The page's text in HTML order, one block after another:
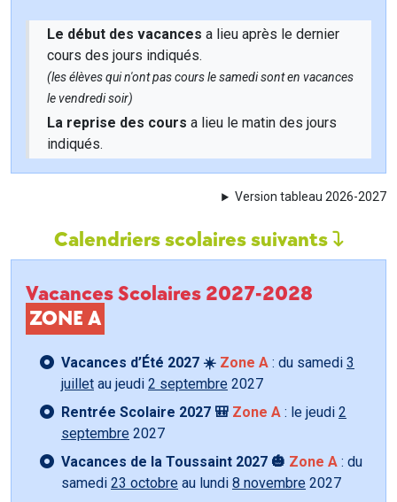
Le début des vacances a lieu après le dernier
cours des jours indiqués.
(les élèves qui n'ont pas cours le samedi sont en vacances
le vendredi soir)
La reprise des cours a lieu le matin des jours
indiqués.
Version tableau 2026-2027
Calendriers scolaires suivants
Vacances Scolaires 2027-2028
ZONE A
Vacances d’Été 2027 ☀️ Zone A : du samedi 3
juillet au jeudi 2 septembre 2027
Rentrée Scolaire 2027 🎒 Zone A : le jeudi 2
septembre 2027
Vacances de la Toussaint 2027 🎃 Zone A : du
samedi 23 octobre au lundi 8 novembre 2027